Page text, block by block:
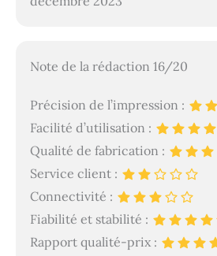
Note de la rédaction 16/20
Précision de l’impression :
Facilité d’utilisation :
Qualité de fabrication :
Service client :
Connectivité :
Fiabilité et stabilité :
Rapport qualité-prix :